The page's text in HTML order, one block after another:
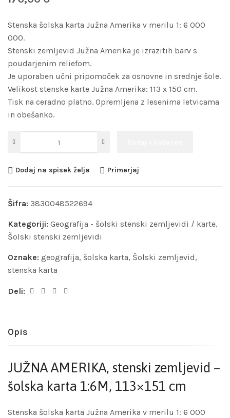
Stenska šolska karta Južna Amerika v merilu 1: 6 000
000.
Stenski zemljevid Južna Amerika je izrazitih barv s
poudarjenim reliefom.
Je uporaben učni pripomoček za osnovne in srednje šole.
Velikost stenske karte Južna Amerika: 113 x 150 cm.
Tisk na ceradno platno. Opremljena z lesenima letvicama
in obešanko.
Dodaj na spisek želja Primerjaj
Šifra: 3830048522694
Kategoriji: Geografija - šolski stenski zemljevidi / karte,
Šolski stenski zemljevidi
Oznake: geografija, šolska karta, Šolski zemljevid,
stenska karta
Deli:
Opis
JUŽNA AMERIKA, stenski zemljevid –
šolska karta 1:6M, 113×151 cm
Stenska šolska karta Južna Amerika v merilu 1: 6 000